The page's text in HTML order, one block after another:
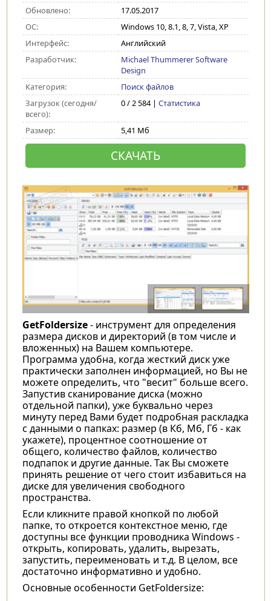
Обновлено:
17.05.2017
ОС:
Windows 10, 8.1, 8, 7, Vista, XP
Интерфейс:
Английский
Разработчик:
Michael Thummerer Software
Design
Категория:
Поиск файлов
Загрузок (сегодня/
всего):
0 / 2 584 | Статистика
Размер: 5,41 Мб
СКАЧАТЬ
GetFoldersize- инструмент для определения
размера дисков и директорий (в том числе и
вложенных) на Вашем компьютере.
Программа удобна, когда жесткий диск уже
практически заполнен информацией, но Вы не
можете определить, что "весит" больше всего.
Запустив сканирование диска (можно
отдельной папки), уже буквально через
минуту перед Вами будет подробная раскладка
с данными о папках: размер (в Кб, Мб, Гб - как
укажете), процентное соотношение от
общего, количество файлов, количество
подпапок и другие данные. Так Вы сможете
принять решение от чего стоит избавиться на
диске для увеличения свободного
пространства.
Если кликните правой кнопкой по любой
папке, то откроется контекстное меню, где
доступны все функции проводника Windows -
открыть, копировать, удалить, вырезать,
запустить, переименовать и т.д. В целом, все
достаточно информативно и удобно.
Основные особенности GetFoldersize: